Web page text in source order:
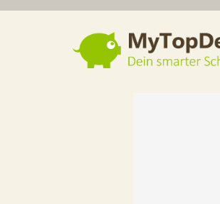
Dein smarter Schnäppchenberater